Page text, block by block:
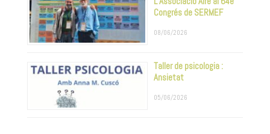
Congrés de SERMEF
08/06/2026
Taller de psicologia :
Ansietat
05/06/2026